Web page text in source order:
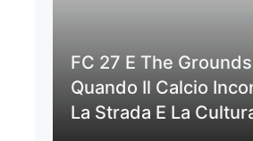
FC 27 E The
Quando Il Calcio
La Strada E La